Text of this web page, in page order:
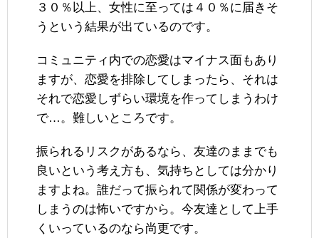
３０％以上、女性に至っては４０％に届きそ
うという結果が出ているのです。
コミュニティ内での恋愛はマイナス面もあり
ますが、恋愛を排除してしまったら、それは
それで恋愛しずらい環境を作ってしまうわけ
で…。難しいところです。
振られるリスクがあるなら、友達のままでも
良いという考え方も、気持ちとしては分かり
ますよね。誰だって振られて関係が変わって
しまうのは怖いですから。今友達として上手
くいっているのなら尚更です。